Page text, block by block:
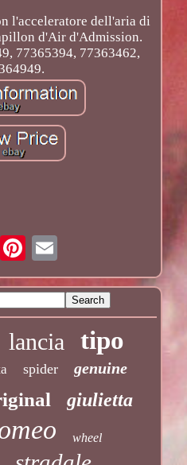
l'acceleratore dell'aria di
d'Air d'Admission.
77365394, 77363462,
lancia tipo
spider genuine
giulietta
wheel